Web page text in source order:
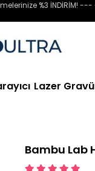
%3
Lazer
Bambu Lab